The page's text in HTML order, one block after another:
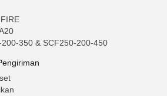
350 & SCF250-200-450